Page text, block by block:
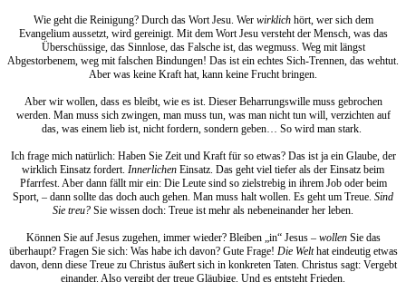
Wie geht die Reinigung? Durch das Wort Jesu. Wer wirklichhört, wer sich dem
Evangelium aussetzt, wird gereinigt. Mit dem Wort Jesu versteht der Mensch, was das
Überschüssige, das Sinnlose, das Falsche ist, das wegmuss. Weg mit längst
Abgestorbenem, weg mit falschen Bindungen! Das ist ein echtes Sich-Trennen, das wehtut.
Aber was keine Kraft hat, kann keine Frucht bringen.
Aber wir wollen, dass es bleibt, wie es ist. Dieser Beharrungswille muss gebrochen
werden. Man muss sich zwingen, man muss tun, was man nicht tun will, verzichten auf
das, was einem lieb ist, nicht fordern, sondern geben… So wird man stark.
Ich frage mich natürlich: Haben Sie Zeit und Kraft für so etwas? Das ist ja ein Glaube, der
wirklich Einsatz fordert. Innerlichen Einsatz. Das geht viel tiefer als der Einsatz beim
Pfarrfest. Aber dann fällt mir ein: Die Leute sind so zielstrebig in ihrem Job oder beim
Sport, – dann sollte das doch auch gehen. Man muss halt wollen. Es geht um Treue. Sind
Sie treu? Sie wissen doch: Treue ist mehr als nebeneinander her leben.
Können Sie auf Jesus zugehen, immer wieder? Bleiben „in“ Jesus – wollenSie das
überhaupt? Fragen Sie sich: Was habe ich davon? Gute Frage! Die Welthat eindeutig etwas
davon, denn diese Treue zu Christus äußert sich in konkreten Taten. Christus sagt: Vergebt
einander. Also vergibt der treue Gläubige. Und es entsteht Frieden.